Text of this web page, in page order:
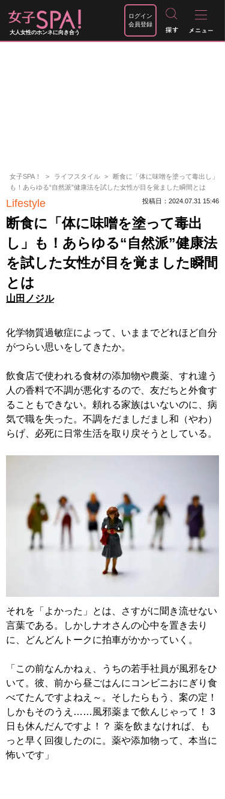
大人女性のホンネに向き合う
ログイン
会員登録
女子SPA！ ライフスタイル
断食に「体に味噌を塗って毒出し」
も！あらゆる“自然派”健康法を試した女性が目を覚ました瞬間とは
Lifestyle 投稿日：2024.07.31 15:46
断食に「体に味噌を塗って毒出
し」も！あらゆる“自然派”健康法
を試した女性が目を覚ました瞬間
とは
山田ノジル
化学物質過敏症によって、いままでどれほど自分
がつらい思いをしてきたか。
飲食店で使われる食材の添加物や農薬、すれ違う
人の香料で不調が悪化するので、友だちと外食す
ることもできない。頼れる家族はいないのに、病
気で職を失った。不調をだましだまし和（やわ）
らげ、必死に日常生活を取り戻そうとしている。
それを「よかった」とは、さすがに聞き流せない
言葉である。しかしナオさんの心中を置き去り
に、どんどんトークに拍車がかかっていく。
「この前なんかねぇ、うちの若手社員が風邪をひ
いて。彼、前から昼ごはんにコンビニおにぎり食
べてたんですよねえ～。そしたらもう、案の定！
しかもそのうえ……風邪薬まで飲んじゃって！ 3
日も休んだんですよ！？ 薬を飲まなければ、も
っと早く回復したのに。薬や添加物って、本当に
怖いです」